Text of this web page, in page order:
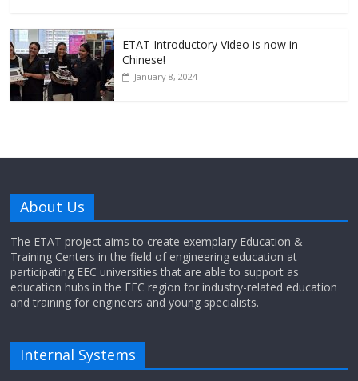
ETAT Introductory Video is now in
Chinese!
January 8, 2024
About Us
The ETAT project aims to create exemplary Education &
Training Centers in the field of engineering education at
participating EEC universities that are able to support as
education hubs in the EEC region for industry-related education
and training for engineers and young specialists.
Internal Systems